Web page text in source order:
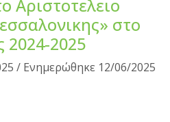
Αριστοτελειο
στο
2024-2025
/ Ενημερώθηκε 12/06/2025